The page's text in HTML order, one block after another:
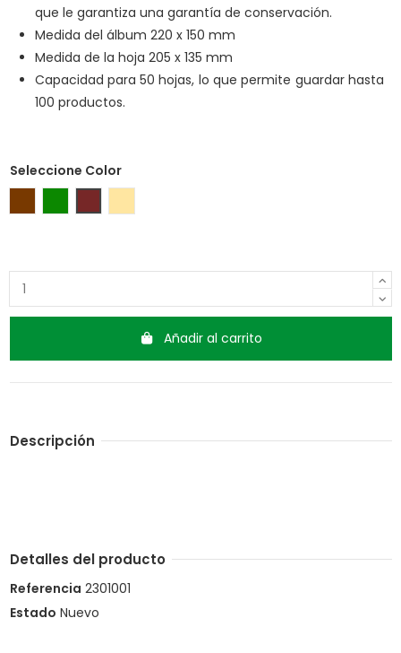
que le garantiza una garantía de conservación.
Medida del álbum 220 x 150 mm
Medida de la hoja 205 x 135 mm
Capacidad para 50 hojas, lo que permite guardar hasta
100 productos.
Seleccione Color
Añadir al carrito
Descripción
Detalles del producto
Referencia 2301001
Estado Nuevo